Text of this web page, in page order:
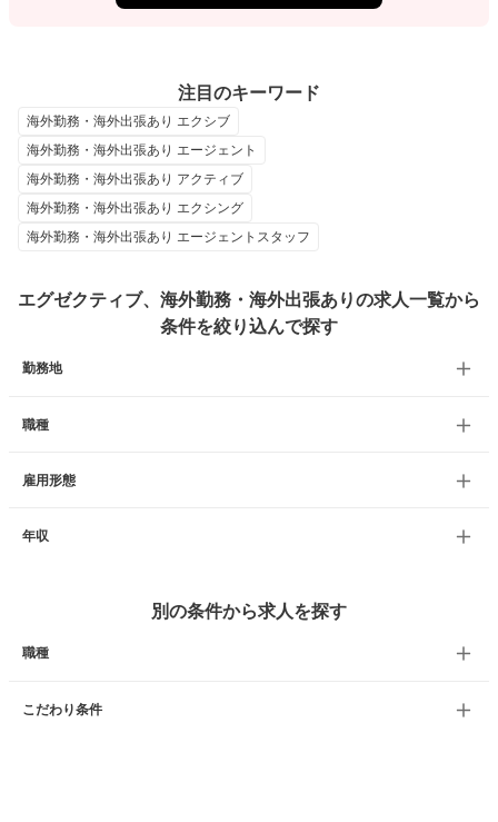
注目のキーワード
海外勤務・海外出張あり エクシブ
海外勤務・海外出張あり エージェント
海外勤務・海外出張あり アクティブ
海外勤務・海外出張あり エクシング
海外勤務・海外出張あり エージェントスタッフ
エグゼクティブ、海外勤務・海外出張ありの求人一覧から
条件を絞り込んで探す
勤務地
職種
雇用形態
年収
別の条件から求人を探す
職種
こだわり条件